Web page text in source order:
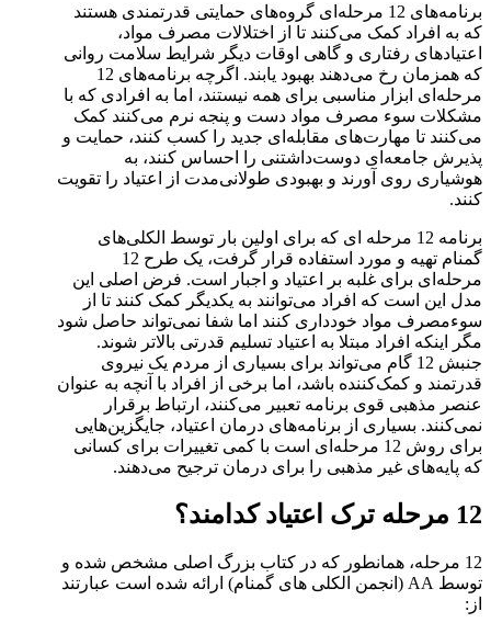
برنامه‌های 12 مرحله‌ای گروه‌های حمایتی قدرتمندی هستند
که به افراد کمک می‌کنند تا از اختلالات مصرف مواد،
اعتیادهای رفتاری و گاهی اوقات دیگر شرایط سلامت روانی
که همزمان رخ می‌دهند بهبود یابند. اگرچه برنامه‌های 12
مرحله‌ای ابزار مناسبی برای همه نیستند، اما به افرادی که با
مشکلات سوء مصرف مواد دست و پنجه نرم می‌کنند کمک
می‌کنند تا مهارت‌های مقابله‌ای جدید را کسب کنند، حمایت و
پذیرش جامعه‌ای دوست‌داشتنی را احساس کنند، به
هوشیاری روی آورند و بهبودی طولانی‌مدت از اعتیاد را تقویت
کنند.
برنامه 12 مرحله ای که برای اولین بار توسط الکلی‌های
گمنام تهیه و مورد استفاده قرار گرفت، یک طرح 12
مرحله‌ای برای غلبه بر اعتیاد و اجبار است. فرض اصلی این
مدل این است که افراد می‌توانند به یکدیگر کمک کنند تا از
سوءمصرف مواد خودداری کنند اما شفا نمی‌تواند حاصل شود
مگر اینکه افراد مبتلا به اعتیاد تسلیم قدرتی بالاتر شوند.
جنبش 12 گام می‌تواند برای بسیاری از مردم یک نیروی
قدرتمند و کمک‌کننده باشد، اما برخی از افراد با آنچه به عنوان
عنصر مذهبی قوی برنامه تعبیر می‌کنند، ارتباط برقرار
نمی‌کنند. بسیاری از برنامه‌های درمان اعتیاد، جایگزین‌هایی
برای روش 12 مرحله‌ای است با کمی تغییرات برای کسانی
که پایه‌های غیر مذهبی را برای درمان ترجیح می‌دهند.
12 مرحله ترک اعتیاد کدامند؟
12 مرحله، همانطور که در کتاب بزرگ اصلی مشخص شده و
توسط AA (انجمن الکلی های گمنام) ارائه شده است عبارتند
از: